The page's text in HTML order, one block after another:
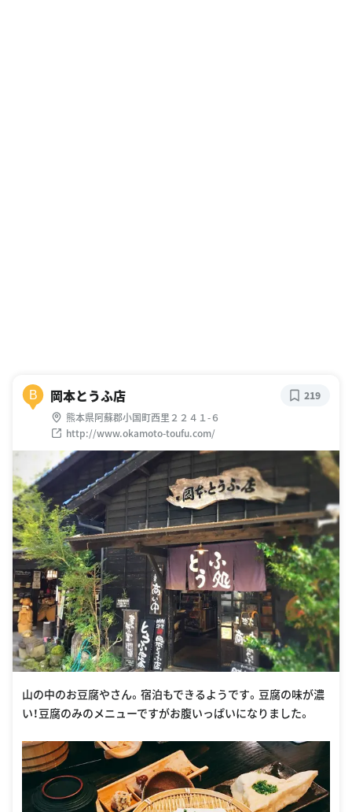
B 岡本とうふ店
熊本県阿蘇郡小国町西里２２４１-６
http://www.okamoto-toufu.com/
219
山の中のお豆腐やさん。宿泊もできるようです。豆腐の味が濃
い！豆腐のみのメニューですがお腹いっぱいになりました。